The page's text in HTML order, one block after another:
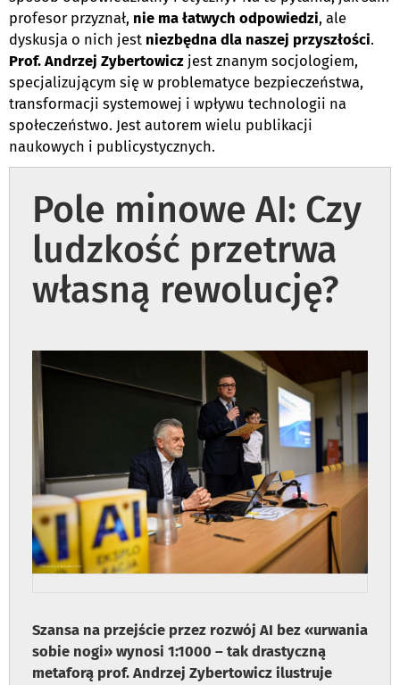
profesor przyznał, nie ma łatwych odpowiedzi, ale
dyskusja o nich jest niezbędna dla naszej przyszłości.
Prof. Andrzej Zybertowicz jest znanym socjologiem,
specjalizującym się w problematyce bezpieczeństwa,
transformacji systemowej i wpływu technologii na
społeczeństwo. Jest autorem wielu publikacji
naukowych i publicystycznych.
Pole minowe AI: Czy
ludzkość przetrwa
własną rewolucję?
Szansa na przejście przez rozwój AI bez «urwania
sobie nogi» wynosi 1:1000 – tak drastyczną
metaforą prof. Andrzej Zybertowicz ilustruje